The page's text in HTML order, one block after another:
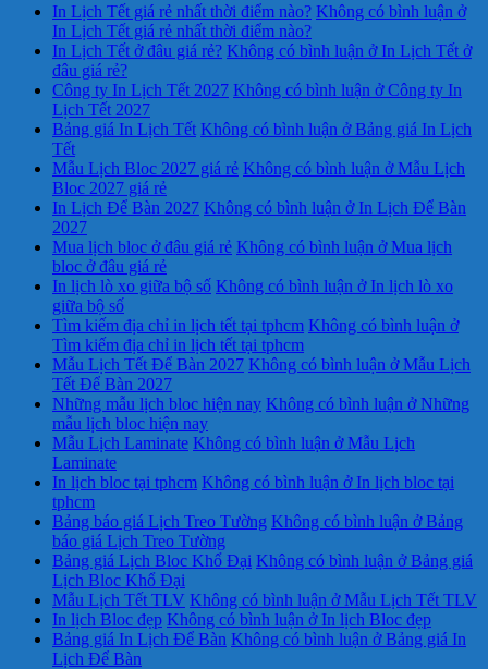
In Lịch Tết giá rẻ nhất thời điểm nào? Không có bình luận ở
In Lịch Tết giá rẻ nhất thời điểm nào?
In Lịch Tết ở đâu giá rẻ? Không có bình luận ở In Lịch Tết ở
đâu giá rẻ?
Công ty In Lịch Tết 2027 Không có bình luận ở Công ty In
Lịch Tết 2027
Bảng giá In Lịch Tết Không có bình luận ở Bảng giá In Lịch
Tết
Mẫu Lịch Bloc 2027 giá rẻ Không có bình luận ở Mẫu Lịch
Bloc 2027 giá rẻ
In Lịch Để Bàn 2027 Không có bình luận ở In Lịch Để Bàn
2027
Mua lịch bloc ở đâu giá rẻ Không có bình luận ở Mua lịch
bloc ở đâu giá rẻ
In lịch lò xo giữa bộ số Không có bình luận ở In lịch lò xo
giữa bộ số
Tìm kiếm địa chỉ in lịch tết tại tphcm Không có bình luận ở
Tìm kiếm địa chỉ in lịch tết tại tphcm
Mẫu Lịch Tết Để Bàn 2027 Không có bình luận ở Mẫu Lịch
Tết Để Bàn 2027
Những mẫu lịch bloc hiện nay Không có bình luận ở Những
mẫu lịch bloc hiện nay
Mẫu Lịch Laminate Không có bình luận ở Mẫu Lịch
Laminate
In lịch bloc tại tphcm Không có bình luận ở In lịch bloc tại
tphcm
Bảng báo giá Lịch Treo Tường Không có bình luận ở Bảng
báo giá Lịch Treo Tường
Bảng giá Lịch Bloc Khổ Đại Không có bình luận ở Bảng giá
Lịch Bloc Khổ Đại
Mẫu Lịch Tết TLV Không có bình luận ở Mẫu Lịch Tết TLV
In lịch Bloc đẹp Không có bình luận ở In lịch Bloc đẹp
Bảng giá In Lịch Để Bàn Không có bình luận ở Bảng giá In
Lịch Để Bàn